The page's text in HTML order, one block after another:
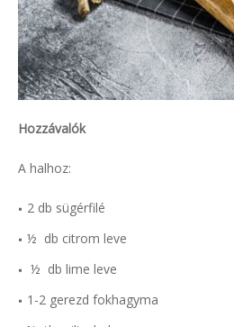
Hozzávalók
A halhoz:
2 db sügérfilé
½ db citrom leve
½ db lime leve
1-2 gerezd fokhagyma